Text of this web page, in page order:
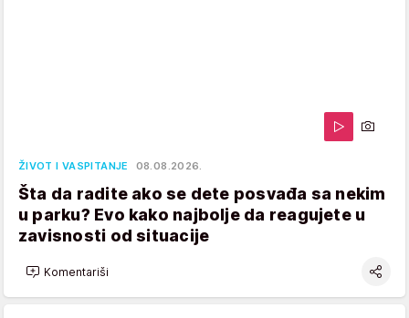
ŽIVOT I VASPITANJE 08.08.2026.
Šta da radite ako se dete posvađa sa nekim
u parku? Evo kako najbolje da reagujete u
zavisnosti od situacije
Komentariši